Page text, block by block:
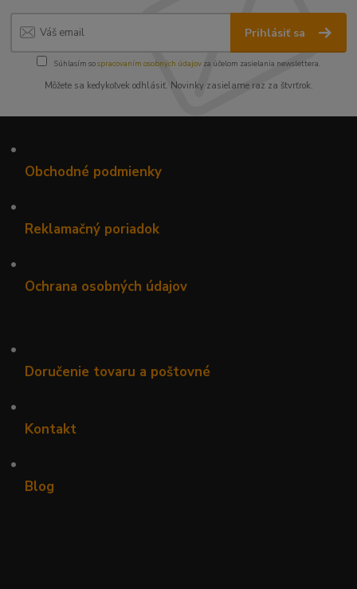
Prihlásiť sa
Súhlasím sospracovaním osobných údajov za účelom zasielania newslettera.
Môžete sa kedykoľvek odhlásiť. Novinky zasielame raz za štvrťrok.
•
Obchodné podmienky
•
Reklamačný poriadok
•
Ochrana osobných údajov
•
Doručenie tovaru a poštovné
•
Kontakt
•
Blog